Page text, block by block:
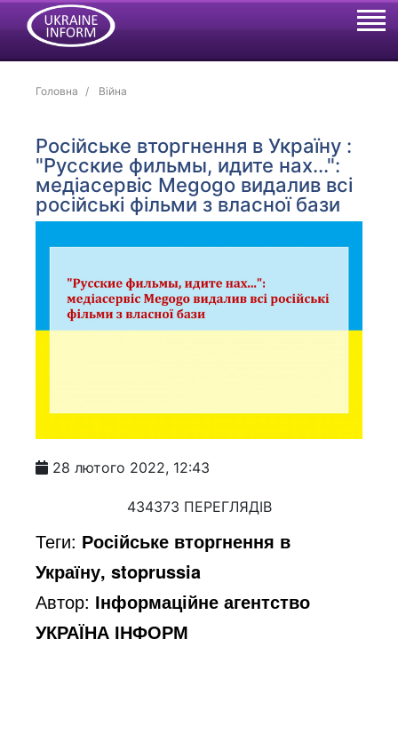
Головна Війна
Російське вторгнення в Україну :
"Русские фильмы, идите нах...":
медіасервіс Megogo видалив всі
російські фільми з власної бази
28 лютого 2022, 12:43
434373 ПЕРЕГЛЯДІВ
Теги: Російське вторгнення в
Україну, stoprussia
Автор: Інформаційне агентство
УКРАЇНА ІНФОРМ